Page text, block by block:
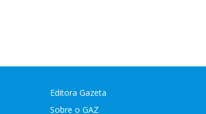
Editora Gazeta
Sobre o GAZ